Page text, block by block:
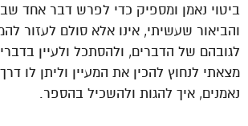
ביטוי נאמן ומספיק כדי לפרש דבר אחד
והביאור שעשיתי, אינו אלא סולם לעזור
לגובהם של הדברים, ולהסתכל ולעיין
מצאתי לנחוץ להכין את המעיין וליתן לו
נאמנים, איך להגות ולהשכיל בהספר.